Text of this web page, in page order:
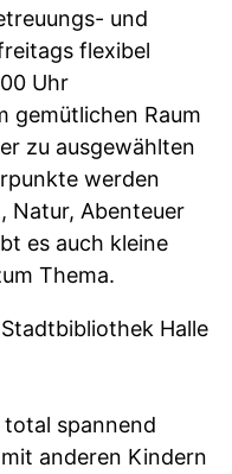
und
flexibel
Uhr
gemütlichen Raum
zu ausgewählten
werden
Natur, Abenteuer
es auch kleine
Thema.
Halle
spannend
anderen Kindern